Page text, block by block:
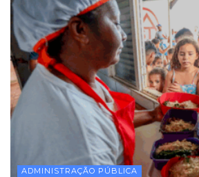
ADMINISTRAÇÃO PÚBLICA